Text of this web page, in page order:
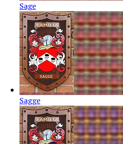
Sage
Sagge